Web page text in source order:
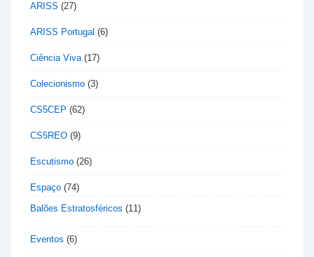
ARISS (27)
ARISS Portugal (6)
Ciência Viva(17)
Colecionismo (3)
CS5CEP (62)
CS5REO (9)
Escutismo (26)
Espaço (74)
Balões Estratosféricos (11)
Eventos (6)